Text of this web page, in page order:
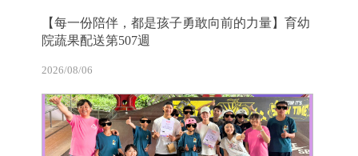
【每一份陪伴，都是孩子勇敢向前的力量】育幼
院蔬果配送第507週
2026/08/06